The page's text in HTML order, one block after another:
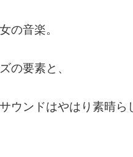
の音楽。
の要素と、
ウンドはやはり素晴ら